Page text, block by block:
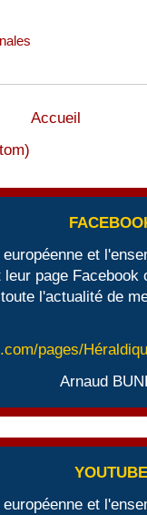
Accueil
européenne et
leur page Facebook
l'actualité de
pages/
Arnaud
européenne et